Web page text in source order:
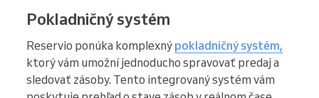
Pokladničný systém
Reservio ponúka komplexný pokladničný systém,
ktorý vám umožní jednoducho spravovať predaj a
sledovať zásoby. Tento integrovaný systém vám